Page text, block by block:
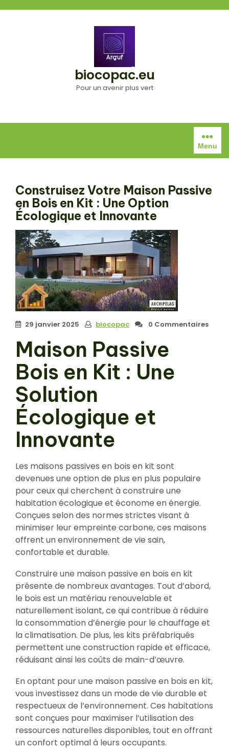
biocopac.eu
Pour un avenir plus vert
Menu
Construisez Votre Maison Passive
en Bois en Kit : Une Option
Écologique et Innovante
29 janvier 2025 biocopac 0 Commentaires
Maison Passive
Bois en Kit : Une
Solution
Écologique et
Innovante
Les maisons passives en bois en kit sont
devenues une option de plus en plus populaire
pour ceux qui cherchent à construire une
habitation écologique et économe en énergie.
Conçues selon des normes strictes visant à
minimiser leur empreinte carbone, ces maisons
offrent un environnement de vie sain,
confortable et durable.
Construire une maison passive en bois en kit
présente de nombreux avantages. Tout d’abord,
le bois est un matériau renouvelable et
naturellement isolant, ce qui contribue à réduire
la consommation d’énergie pour le chauffage et
la climatisation. De plus, les kits préfabriqués
permettent une construction rapide et efficace,
réduisant ainsi les coûts de main-d’œuvre.
En optant pour une maison passive en bois en kit,
vous investissez dans un mode de vie durable et
respectueux de l’environnement. Ces habitations
sont conçues pour maximiser l’utilisation des
ressources naturelles disponibles, tout en offrant
un confort optimal à leurs occupants.